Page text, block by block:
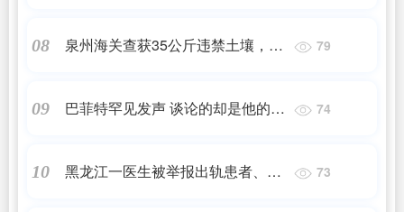
08
泉州海关查获35公斤违禁土壤，中
79
09
巴菲特罕见发声 谈论的却是他的遗
74
10
黑龙江一医生被举报出轨患者、诅
73